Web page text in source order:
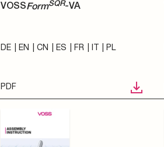
VOSSFormSQR-VA
DE EN CN ES FR IT PL
PDF